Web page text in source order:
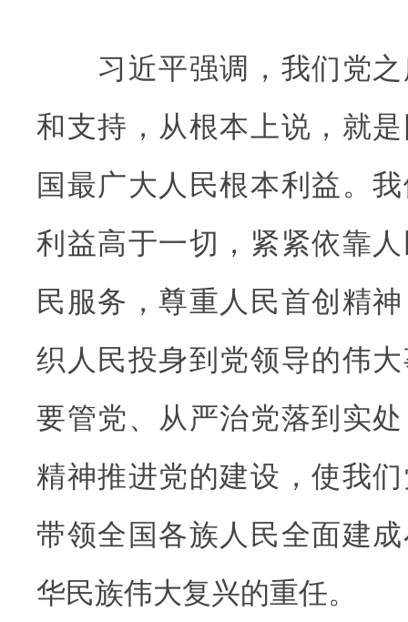
习近平强调，我们党之
和支持，从根本上说，就
国最广大人民根本利益。
利益高于一切，紧紧依靠
民服务，尊重人民首创精
织人民投身到党领导的伟
要管党、从严治党落到实
精神推进党的建设，使我
带领全国各族人民全面建
华民族伟大复兴的重任。